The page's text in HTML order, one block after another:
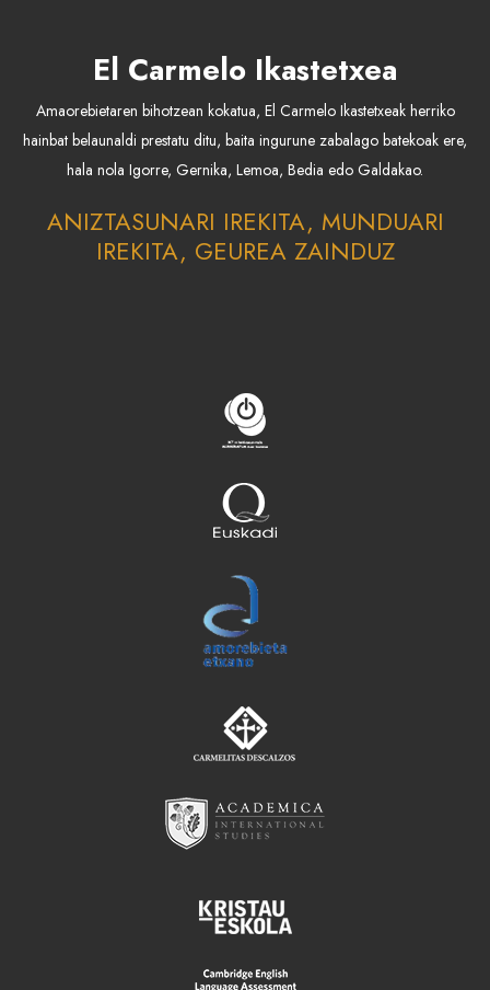
El Carmelo Ikastetxea
Amaorebietaren bihotzean kokatua, El Carmelo Ikastetxeak herriko
hainbat belaunaldi prestatu ditu, baita ingurune zabalago batekoak ere,
hala nola Igorre, Gernika, Lemoa, Bedia edo Galdakao.
ANIZTASUNARI IREKITA, MUNDUARI
IREKITA, GEUREA ZAINDUZ